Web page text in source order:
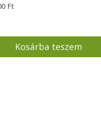
Ft
Kosárba teszem